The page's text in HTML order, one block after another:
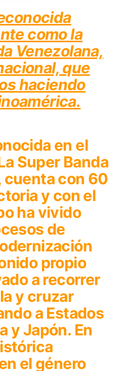
como la
Venezolana,
que
haciendo
en el
Super Banda
cuenta con 60
y con el
ha vivido
de
propio
a recorrer
y cruzar
a Estados
y Japón. En
el género